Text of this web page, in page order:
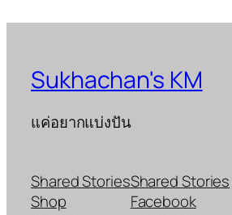
Sukhachan's KM
แค่อยากแบ่งปัน
Shared Stories
Shop
Shared Stories
Facebook